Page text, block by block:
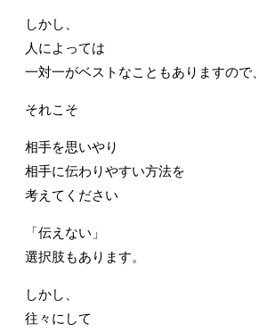
しかし、
人によっては
一対一がベストなこともありますので、
それこそ
相手を思いやり
相手に伝わりやすい方法を
考えてください
「伝えない」
選択肢もあります。
しかし、
往々にして